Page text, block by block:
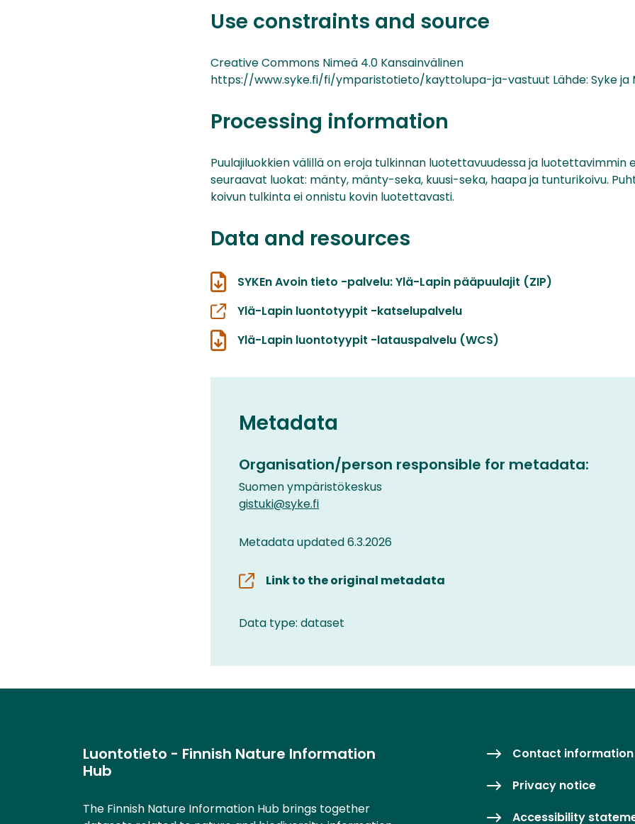
Use constraints and source
Creative Commons Nimeä 4.0 Kansainvälinen
https://www.syke.fi/fi/ymparistotieto/kayttolupa-ja-vastuut Lähde: Syke ja
Processing information
Puulajiluokkien välillä on eroja tulkinnan luotettavuudessa ja luotettavimmin
seuraavat luokat: mänty, mänty-seka, kuusi-seka, haapa ja tunturikoivu.
koivun tulkinta ei onnistu kovin luotettavasti.
Data and resources
SYKEn Avoin tieto -palvelu: Ylä-Lapin pääpuulajit (ZIP)
Ylä-Lapin luontotyypit -katselupalvelu
Ylä-Lapin luontotyypit -latauspalvelu (WCS)
Metadata
Organisation/person responsible for metadata:
Suomen ympäristökeskus
gistuki@syke.fi
Metadata updated 6.3.2026
Link to the original metadata
Data type: dataset
Luontotieto - Finnish Nature Information
Hub
The Finnish Nature Information Hub brings together
Contact information
Privacy notice
Accessibility